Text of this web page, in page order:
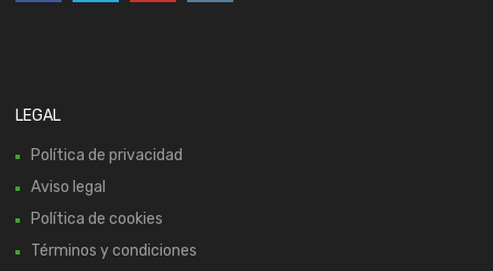
LEGAL
Política de privacidad
Aviso legal
Política de cookies
Términos y condiciones